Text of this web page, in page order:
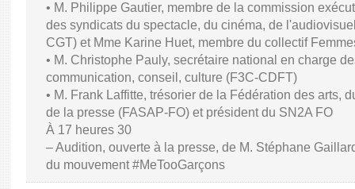
• M. Philippe Gautier, membre de la commission
des syndicats du spectacle, du cinéma, de
CGT) et Mme Karine Huet, membre du collectif
• M. Christophe Pauly, secrétaire national en charge
communication, conseil, culture (F3C-CDFT)
• M. Frank Laffitte, trésorier de la Fédération des arts,
de la presse (FASAP-FO) et président du SN2A FO
À 17 heures 30
– Audition, ouverte à la presse, de M. Stéphane
du mouvement #MeTooGarçons